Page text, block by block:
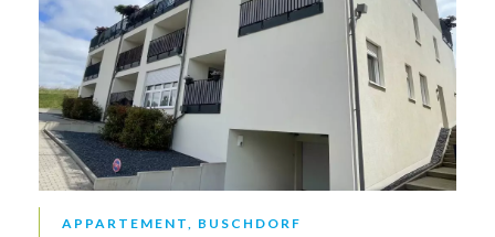
APPARTEMENT, BUSCHDORF